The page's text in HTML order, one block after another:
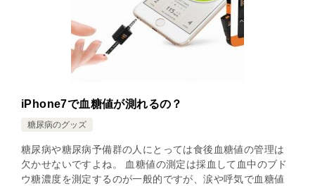
iPhone7で血糖値が測れるの？
糖尿病のグッズ
糖尿病や糖尿病予備群の人にとっては食後血糖値の管理は
欠かせないですよね。 血糖値の測定は採血して血中のブド
ウ糖濃度を測定するのが一般的ですが、涙や呼気で血糖値